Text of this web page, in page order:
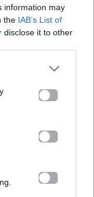
information may
the IAB’s List of
disclose it to other
– Live» σε Spotify,
το τραγούδι.